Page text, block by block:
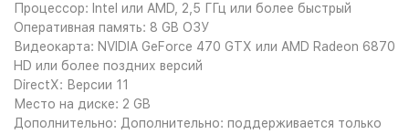
Процессор: Intel или AMD, 2,5 ГГц или более быстрый
Оперативная память: 8 GB ОЗУ
Видеокарта: NVIDIA GeForce 470 GTX или AMD Radeon 6870
HD или более поздних версий
DirectX: Версии 11
Место на диске: 2 GB
Дополнительно: Дополнительно: поддерживается только